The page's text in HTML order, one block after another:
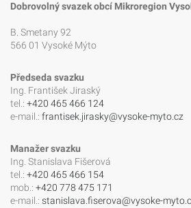
Dobrovolný svazek obcí Mikroregion
B. Smetany 92
566 01 Vysoké Mýto
Předseda svazku
Ing. František Jiraský
tel.: +420 465 466 124
e-mail.: frantisek.jirasky@vysoke-myto.cz
Manažer svazku
Ing. Stanislava Fišerová
tel.: +420 465 466 154
mob.: +420 778 475 171
e-mail.: stanislava.fiserova@vysoke-